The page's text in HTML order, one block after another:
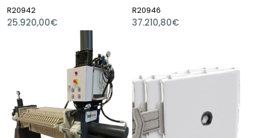
R20942
25.920,00€
R20946
37.210,80€